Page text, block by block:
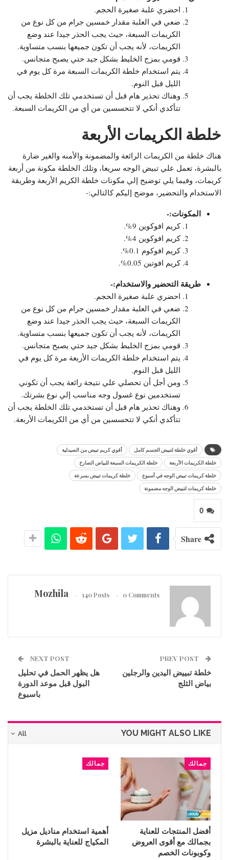
احضري علبة صغيرة الحجم.
ضعي في العلبة مقدار خمسين جرام من كل نوع من
الكريمات السبعة، حيث يجب الحذر جيدا عند وضع
الكريمات، لأنه يجب أن تكون جميعها بنسب متساوية.
قومي بمزج الخليط بشكل جيد حتي يصبح متجانس.
يتم استخدام خلطة الكريمات السبعة مرة كل يوم في
الليل قبل النوم.
وهناك تحذير هام قبل أن تستخدمي تلك الخلطة يجب أن
تتأكدي أنكي لا تتحسسين من أي من الكريمات السبعة.
خلطة الكريمات الأربعة
هناك خلطة من الكريمات الرائعة والمضمونة والأمنه والغير ضارة
بالبشرة، تعمل علي تبيض الوجه سريعا، وتلك الخلطة مكونة من أربعة
كريمات، وفيما يلي توضيح إلي مكونات خلطة الكريم الأربعة وطريقة
الاستخدام والتحضير، موضح إليكم كالتالي:-
المكونات:-
كريم افوكوين 9%.
كريم افوكوين 4%.
كريم افوكوم 0.1%.
كريم افوتين 0.05%.
طريقة التحضير والاستخدام:-
احضري علبة صغيرة الحجم.
ضعي في العلبة مقدار خمسين جرام من كل نوع من
الكريمات السبعة، حيث يجب الحذر جيدا عند وضع
الكريمات، لأنه يجب أن تكون جميعها بنسب متساوية.
قومي بمزج الخليط بشكل جيد حتي يصبح متجانس.
يتم استخدام خلطة الكريمات الأربعة مرة كل يوم في
الليل قبل النوم.
ومن أجل أن تحصلي علي نتيجة رائعة يجب أن تكوني
تستخدمين نوع غسول وجه مناسب إلي نوع بشرتك.
وهناك تحذير هام قبل أن تستخدمي تلك الخلطة يجب أن
تتأكدي أنكي لا تتحسسين من أي من الكريمات الأربعة.
أقوي خلطة لتبيض الجسم كامل
أقوي كريم تبيض من الصيدلية
خلطة الكريمات الأربعة
خلطة الكريمات السبعة للبياض الصارخ
خلطة كريمات تبيض الوجه في أسبوع
خلطة كريمات تبيض بسرعة
خلطة كريمات لتبيض الوجه مضمونة
0
Share
Mozhila 140 Posts 0 Comments
خلطة تبييض اليدين والرجلين
بياض الثلج
NEXT POST
هل يظهر الحمل في تحليل
البول قبل موعد الدورة
باسبوع
All YOU MIGHT ALSO LIKE
جمالك
أفضل المنتجات للعناية
بجمالك مع أقوى العروض
وكوبونات الخصم
جمالك
أهمية استخدام مناديل مزيل
المكياج للعناية بالبشرة